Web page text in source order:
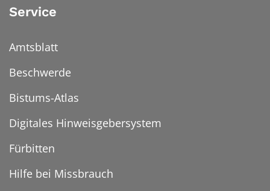
Service
Amtsblatt
Beschwerde
Bistums-Atlas
Digitales Hinweisgebersystem
Fürbitten
Hilfe bei Missbrauch